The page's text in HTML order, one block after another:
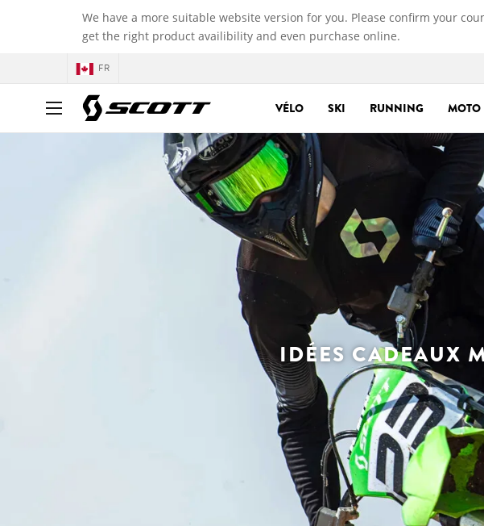
We have a more suitable website version for you. Please confirm your
get the right product availibility and even purchase online.
FR
VÉLO SKI RUNNING MOTO
IDÉES CADEAUX